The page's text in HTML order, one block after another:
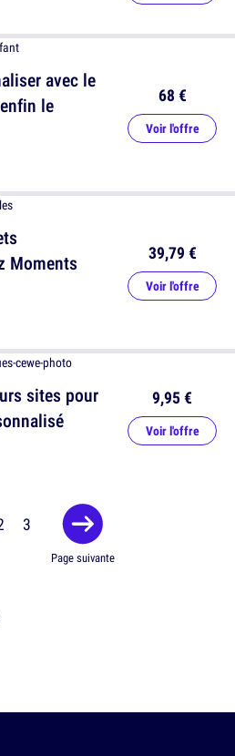
avec le
le
68 €
Voir l'offre
sites pour
9,95 €
Voir l'offre
Moments
39,79 €
Voir l'offre
3
Page suivante